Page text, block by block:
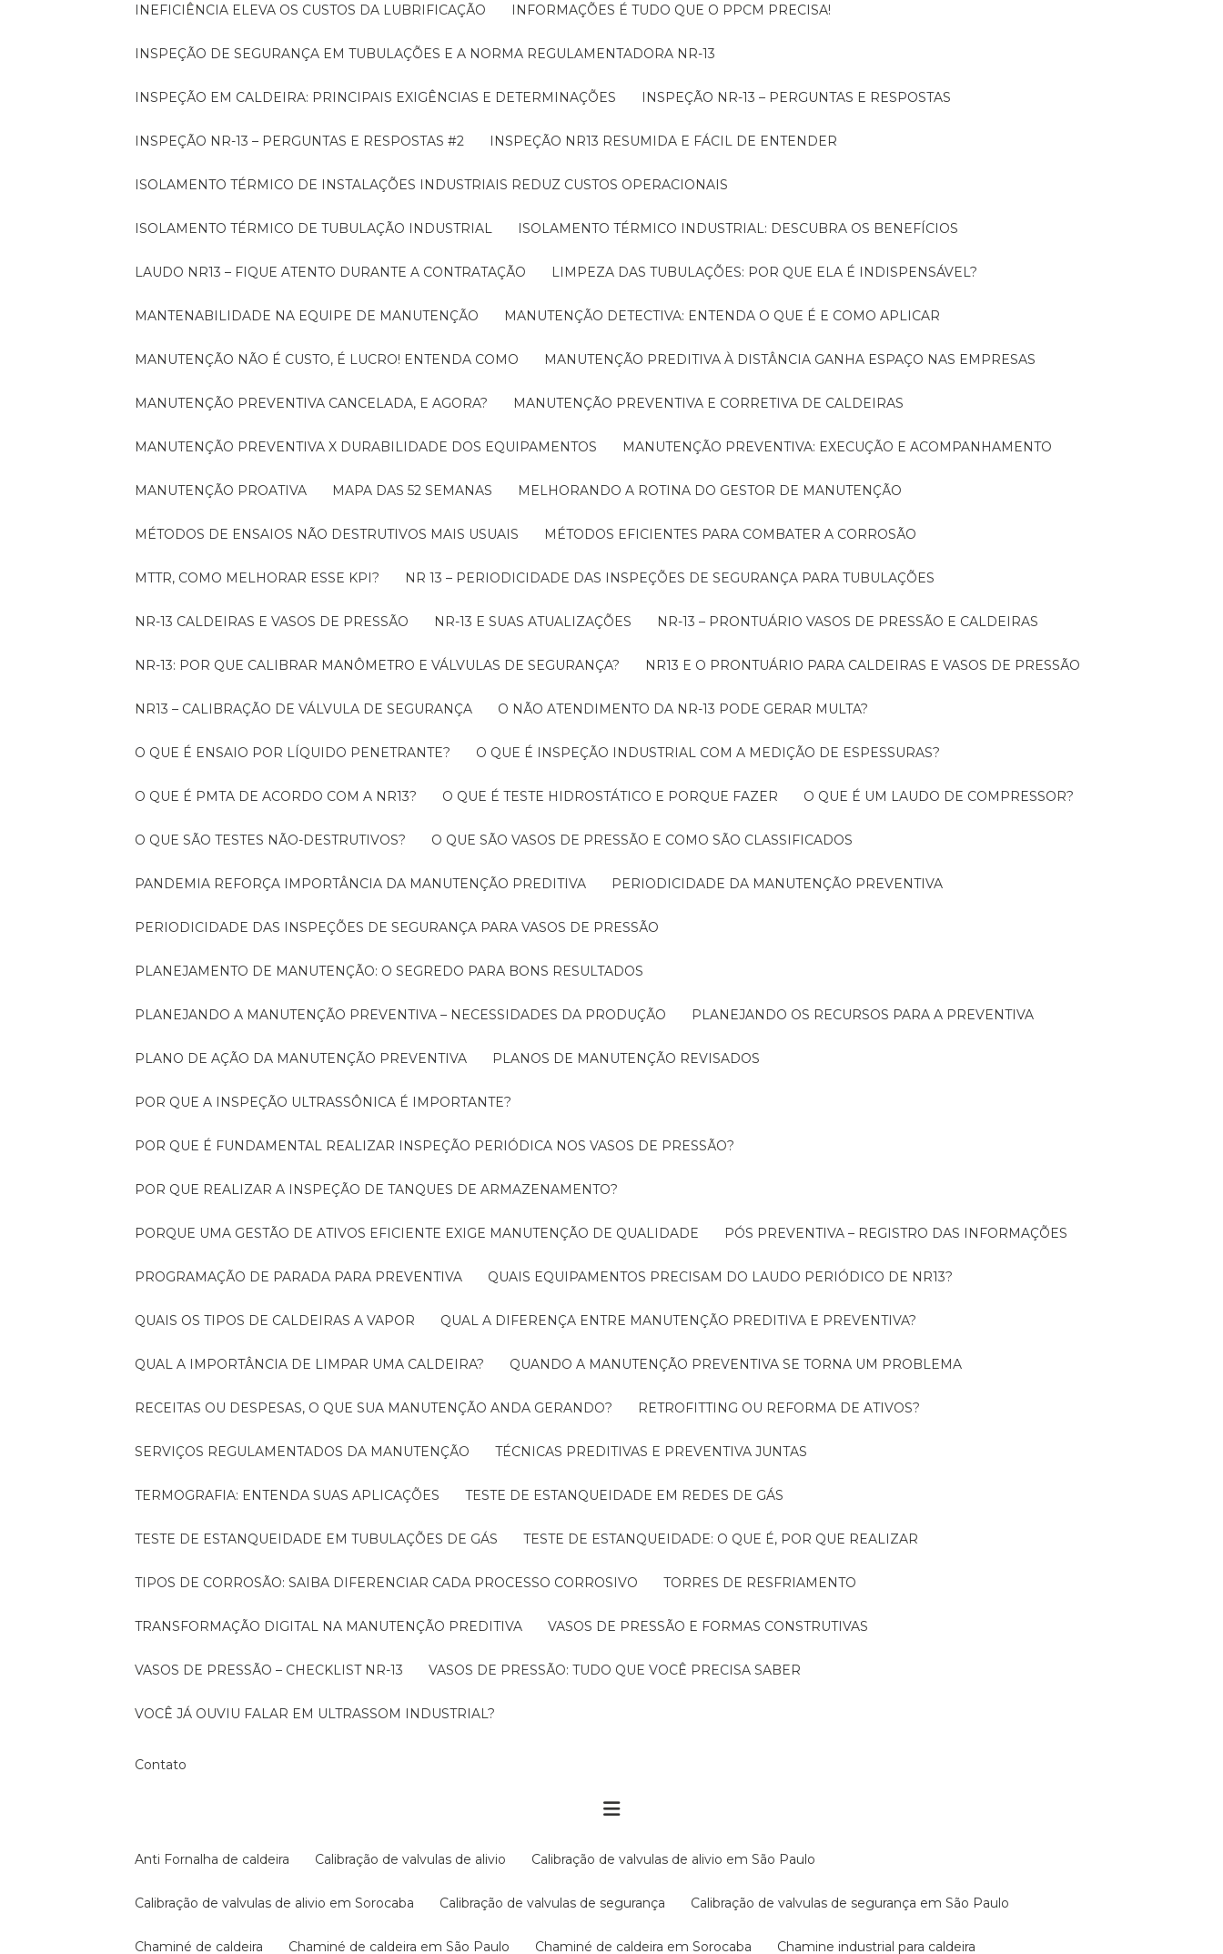
INEFICIÊNCIA ELEVA OS CUSTOS DA LUBRIFICAÇÃO INFORMAÇÕES É TUDO QUE O PPCM PRECISA!
INSPEÇÃO DE SEGURANÇA EM TUBULAÇÕES E A NORMA REGULAMENTADORA NR-13
INSPEÇÃO EM CALDEIRA: PRINCIPAIS EXIGÊNCIAS E DETERMINAÇÕES INSPEÇÃO NR-13 – PERGUNTAS E RESPOSTAS
INSPEÇÃO NR-13 – PERGUNTAS E RESPOSTAS #2 INSPEÇÃO NR13 RESUMIDA E FÁCIL DE ENTENDER
ISOLAMENTO TÉRMICO DE INSTALAÇÕES INDUSTRIAIS REDUZ CUSTOS OPERACIONAIS
ISOLAMENTO TÉRMICO DE TUBULAÇÃO INDUSTRIAL ISOLAMENTO TÉRMICO INDUSTRIAL: DESCUBRA OS BENEFÍCIOS
LAUDO NR13 – FIQUE ATENTO DURANTE A CONTRATAÇÃO LIMPEZA DAS TUBULAÇÕES: POR QUE ELA É INDISPENSÁVEL?
MANTENABILIDADE NA EQUIPE DE MANUTENÇÃO MANUTENÇÃO DETECTIVA: ENTENDA O QUE É E COMO APLICAR
MANUTENÇÃO NÃO É CUSTO, É LUCRO! ENTENDA COMO MANUTENÇÃO PREDITIVA À DISTÂNCIA GANHA ESPAÇO NAS EMPRESAS
MANUTENÇÃO PREVENTIVA CANCELADA, E AGORA? MANUTENÇÃO PREVENTIVA E CORRETIVA DE CALDEIRAS
MANUTENÇÃO PREVENTIVA X DURABILIDADE DOS EQUIPAMENTOS MANUTENÇÃO PREVENTIVA: EXECUÇÃO E ACOMPANHAMENTO
MANUTENÇÃO PROATIVA MAPA DAS 52 SEMANAS MELHORANDO A ROTINA DO GESTOR DE MANUTENÇÃO
MÉTODOS DE ENSAIOS NÃO DESTRUTIVOS MAIS USUAIS MÉTODOS EFICIENTES PARA COMBATER A CORROSÃO
MTTR, COMO MELHORAR ESSE KPI? NR 13 – PERIODICIDADE DAS INSPEÇÕES DE SEGURANÇA PARA TUBULAÇÕES
NR-13 CALDEIRAS E VASOS DE PRESSÃO NR-13 E SUAS ATUALIZAÇÕES NR-13 – PRONTUÁRIO VASOS DE PRESSÃO E CALDEIRAS
NR-13: POR QUE CALIBRAR MANÔMETRO E VÁLVULAS DE SEGURANÇA? NR13 E O PRONTUÁRIO PARA CALDEIRAS E VASOS DE PRESSÃO
NR13 – CALIBRAÇÃO DE VÁLVULA DE SEGURANÇA O NÃO ATENDIMENTO DA NR-13 PODE GERAR MULTA?
O QUE É ENSAIO POR LÍQUIDO PENETRANTE? O QUE É INSPEÇÃO INDUSTRIAL COM A MEDIÇÃO DE ESPESSURAS?
O QUE É PMTA DE ACORDO COM A NR13? O QUE É TESTE HIDROSTÁTICO E PORQUE FAZER O QUE É UM LAUDO DE COMPRESSOR?
O QUE SÃO TESTES NÃO-DESTRUTIVOS? O QUE SÃO VASOS DE PRESSÃO E COMO SÃO CLASSIFICADOS
PANDEMIA REFORÇA IMPORTÂNCIA DA MANUTENÇÃO PREDITIVA PERIODICIDADE DA MANUTENÇÃO PREVENTIVA
PERIODICIDADE DAS INSPEÇÕES DE SEGURANÇA PARA VASOS DE PRESSÃO
PLANEJAMENTO DE MANUTENÇÃO: O SEGREDO PARA BONS RESULTADOS
PLANEJANDO A MANUTENÇÃO PREVENTIVA – NECESSIDADES DA PRODUÇÃO PLANEJANDO OS RECURSOS PARA A PREVENTIVA
PLANO DE AÇÃO DA MANUTENÇÃO PREVENTIVA PLANOS DE MANUTENÇÃO REVISADOS
POR QUE A INSPEÇÃO ULTRASSÔNICA É IMPORTANTE?
POR QUE É FUNDAMENTAL REALIZAR INSPEÇÃO PERIÓDICA NOS VASOS DE PRESSÃO?
POR QUE REALIZAR A INSPEÇÃO DE TANQUES DE ARMAZENAMENTO?
PORQUE UMA GESTÃO DE ATIVOS EFICIENTE EXIGE MANUTENÇÃO DE QUALIDADE PÓS PREVENTIVA – REGISTRO DAS INFORMAÇÕES
PROGRAMAÇÃO DE PARADA PARA PREVENTIVA QUAIS EQUIPAMENTOS PRECISAM DO LAUDO PERIÓDICO DE NR13?
QUAIS OS TIPOS DE CALDEIRAS A VAPOR QUAL A DIFERENÇA ENTRE MANUTENÇÃO PREDITIVA E PREVENTIVA?
QUAL A IMPORTÂNCIA DE LIMPAR UMA CALDEIRA? QUANDO A MANUTENÇÃO PREVENTIVA SE TORNA UM PROBLEMA
RECEITAS OU DESPESAS, O QUE SUA MANUTENÇÃO ANDA GERANDO? RETROFITTING OU REFORMA DE ATIVOS?
SERVIÇOS REGULAMENTADOS DA MANUTENÇÃO TÉCNICAS PREDITIVAS E PREVENTIVA JUNTAS
TERMOGRAFIA: ENTENDA SUAS APLICAÇÕES TESTE DE ESTANQUEIDADE EM REDES DE GÁS
TESTE DE ESTANQUEIDADE EM TUBULAÇÕES DE GÁS TESTE DE ESTANQUEIDADE: O QUE É, POR QUE REALIZAR
TIPOS DE CORROSÃO: SAIBA DIFERENCIAR CADA PROCESSO CORROSIVO TORRES DE RESFRIAMENTO
TRANSFORMAÇÃO DIGITAL NA MANUTENÇÃO PREDITIVA VASOS DE PRESSÃO E FORMAS CONSTRUTIVAS
VASOS DE PRESSÃO – CHECKLIST NR-13 VASOS DE PRESSÃO: TUDO QUE VOCÊ PRECISA SABER
VOCÊ JÁ OUVIU FALAR EM ULTRASSOM INDUSTRIAL?
Contato
Anti Fornalha de caldeira Calibração de valvulas de alivio Calibração de valvulas de alivio em São Paulo
Calibração de valvulas de alivio em Sorocaba Calibração de valvulas de segurança Calibração de valvulas de segurança em São Paulo
Chaminé de caldeira Chaminé de caldeira em São Paulo Chaminé de caldeira em Sorocaba Chamine industrial para caldeira